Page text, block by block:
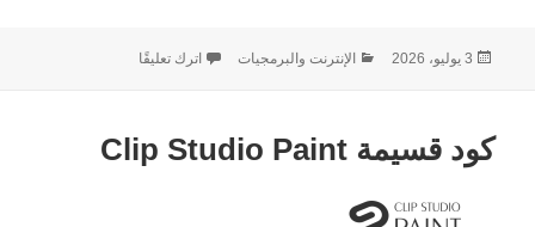
نُشرت
3 يوليو، 2026 التصنيفات
الإنترنت والبرمجيات اترك تعليقًا
كود قسيمة Clip Studio Paint